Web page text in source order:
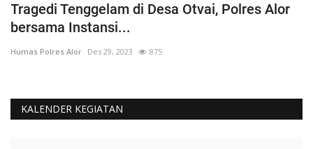
Tragedi Tenggelam di Desa Otvai, Polres Alor
bersama Instansi...
Humas Polres Alor Des 29, 2023 875
KALENDER KEGIATAN